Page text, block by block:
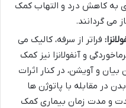
به کاهش درد و التهاب کمک
می گردانند.
فراتر از سرفه، کالیک می
و آنفولانزا نیز کمک
و آویشن، در کنار اثرات
در مقابله با پاتوژن ها
و مدت زمان بیماری کمک